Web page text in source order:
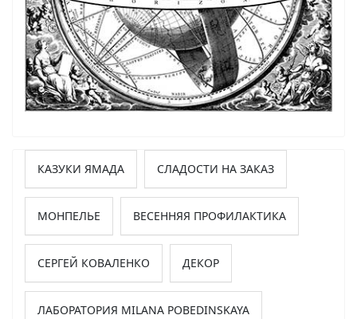
КАЗУКИ ЯМАДА СЛАДОСТИ НА ЗАКАЗ
МОНПЕЛЬЕ ВЕСЕННЯЯ ПРОФИЛАКТИКА
СЕРГЕЙ КОВАЛЕНКО ДЕКОР
ЛАБОРАТОРИЯ MILANA POBEDINSKAYA